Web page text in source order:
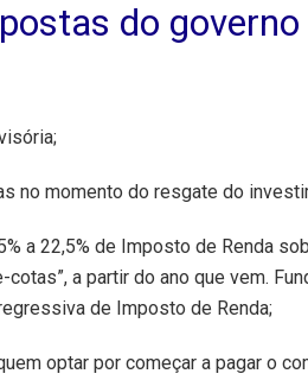
do governo
no momento do resgate do
a 22,5% de Imposto de Renda
cotas”, a partir do ano que vem.
de Imposto de Renda;
optar por começar a pagar o